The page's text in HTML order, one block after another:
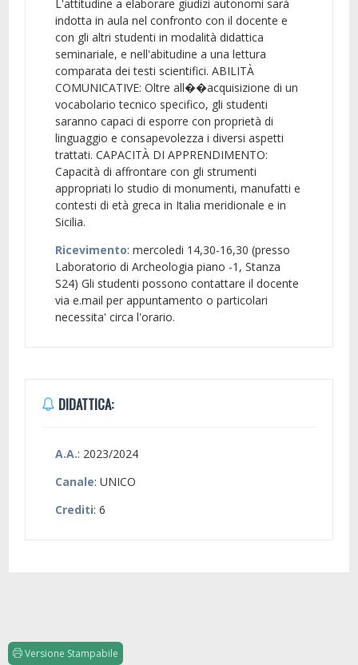
L'attitudine a elaborare giudizi autonomi sarà
indotta in aula nel confronto con il docente e
con gli altri studenti in modalità didattica
seminariale, e nell'abitudine a una lettura
comparata dei testi scientifici. ABILITÀ
COMUNICATIVE: Oltre all��acquisizione di un
vocabolario tecnico specifico, gli studenti
saranno capaci di esporre con proprietà di
linguaggio e consapevolezza i diversi aspetti
trattati. CAPACITÀ DI APPRENDIMENTO:
Capacità di affrontare con gli strumenti
appropriati lo studio di monumenti, manufatti e
contesti di età greca in Italia meridionale e in
Sicilia.
Ricevimento: mercoledi 14,30-16,30 (presso
Laboratorio di Archeologia piano -1, Stanza
S24) Gli studenti possono contattare il docente
via e.mail per appuntamento o particolari
necessita' circa l'orario.
DIDATTICA:
A.A.: 2023/2024
Canale: UNICO
Crediti: 6
Versione Stampabile